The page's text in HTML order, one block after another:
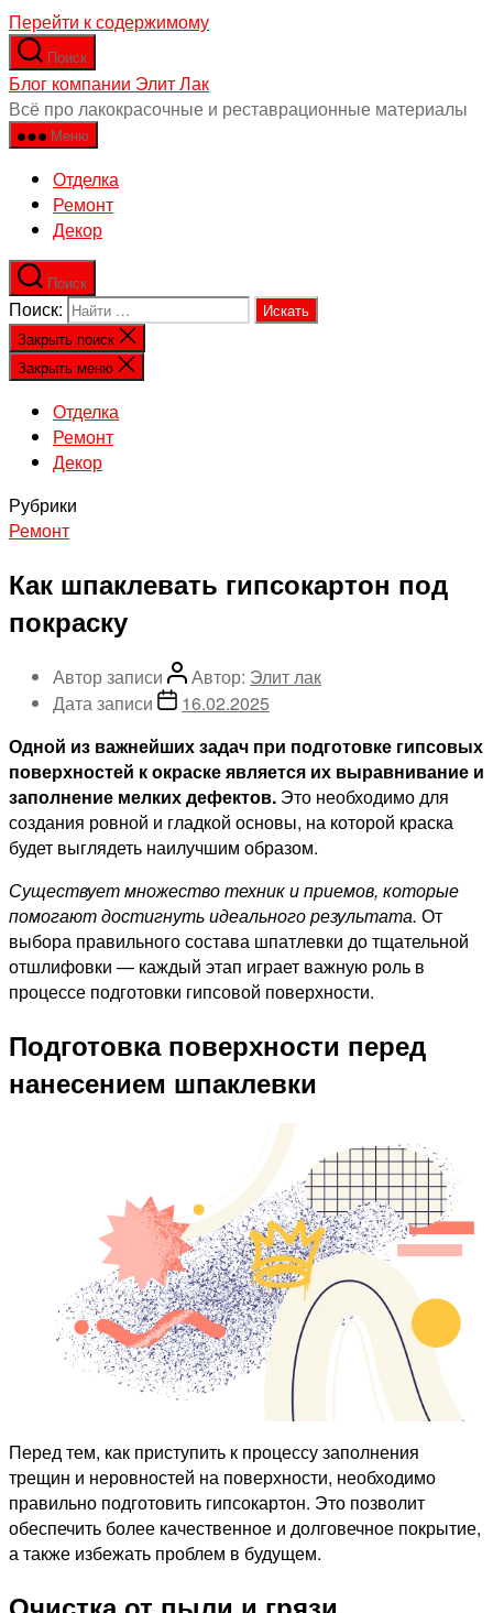
Перейти к содержимому
Поиск
Блог компании Элит Лак
Всё про лакокрасочные и реставрационные материалы
Меню
Отделка
Ремонт
Декор
Поиск
Поиск:
Закрыть поиск
Закрыть меню
Отделка
Ремонт
Декор
Рубрики
Ремонт
Как шпаклевать гипсокартон под
покраску
Автор записи Автор: Элит лак
Дата записи
16.02.2025
Одной из важнейших задач при подготовке гипсовых
поверхностей к окраске является их выравнивание и
заполнение мелких дефектов. Это необходимо для
создания ровной и гладкой основы, на которой краска
будет выглядеть наилучшим образом.
Существует множество техник и приемов, которые
помогают достигнуть идеального результата. От
выбора правильного состава шпатлевки до тщательной
отшлифовки — каждый этап играет важную роль в
процессе подготовки гипсовой поверхности.
Подготовка поверхности перед
нанесением шпаклевки
Перед тем, как приступить к процессу заполнения
трещин и неровностей на поверхности, необходимо
правильно подготовить гипсокартон. Это позволит
обеспечить более качественное и долговечное покрытие,
а также избежать проблем в будущем.